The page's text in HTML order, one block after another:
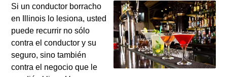
Si un conductor borracho
en Illinois lo lesiona, usted
puede recurrir no sólo
contra el conductor y su
seguro, sino también
contra el negocio que le